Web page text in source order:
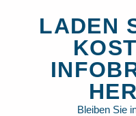
LADEN
Bleiben Sie